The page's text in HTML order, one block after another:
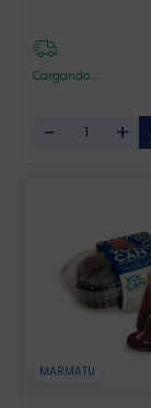
Cargando ...
- +
MARMATU